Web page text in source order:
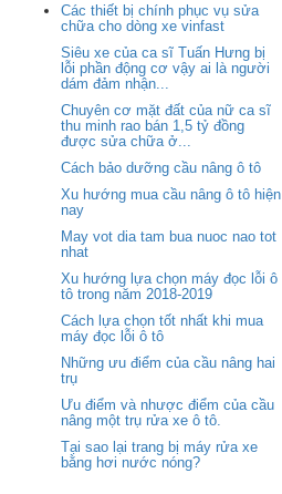
Các thiết bị chính phục vụ sửa
chữa cho dòng xe vinfast
Siêu xe của ca sĩ Tuấn Hưng bị
lỗi phần động cơ vậy ai là người
dám đảm nhận...
Chuyên cơ mặt đất của nữ ca sĩ
thu minh rao bán 1,5 tỷ đồng
được sửa chữa ở...
Cách bảo dưỡng cầu nâng ô tô
Xu hướng mua cầu nâng ô tô hiện
nay
May vot dia tam bua nuoc nao tot
nhat
Xu hướng lựa chọn máy đọc lỗi ô
tô trong năm 2018-2019
Cách lựa chọn tốt nhất khi mua
máy đọc lỗi ô tô
Những ưu điểm của cầu nâng hai
trụ
Ưu điểm và nhược điểm của cầu
nâng một trụ rửa xe ô tô.
Tại sao lại trang bị máy rửa xe
bằng hơi nước nóng?